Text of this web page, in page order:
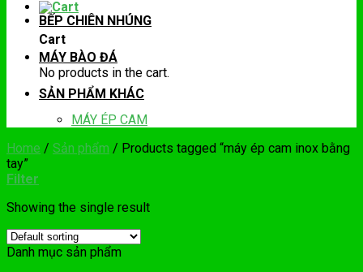
Cart
No products in the cart.
BẾP CHIÊN NHÚNG
MÁY BÀO ĐÁ
SẢN PHẨM KHÁC
MÁY ÉP CAM
Home / Sản phẩm / Products tagged “máy ép cam inox bằng
tay”
Filter
Showing the single result
Danh mục sản phẩm